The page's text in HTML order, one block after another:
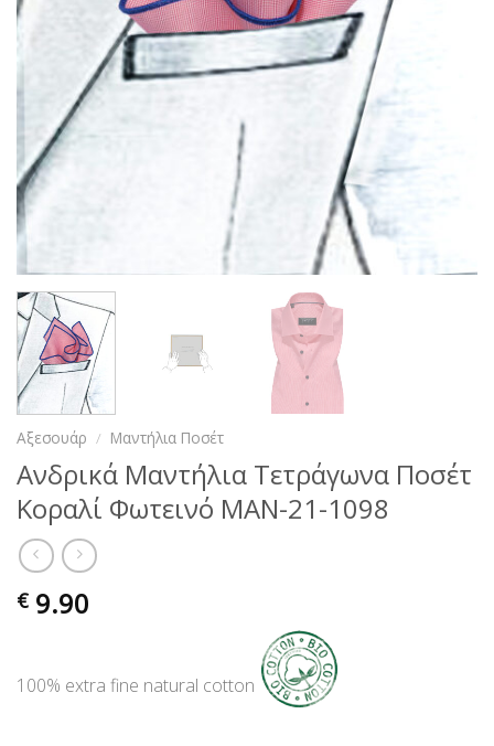
Αξεσουάρ / Μαντήλια Ποσέτ
Ανδρικά Μαντήλια Τετράγωνα Ποσέτ
Κοραλί Φωτεινό MAN-21-1098
€ 9.90
100% extra fine natural cotton